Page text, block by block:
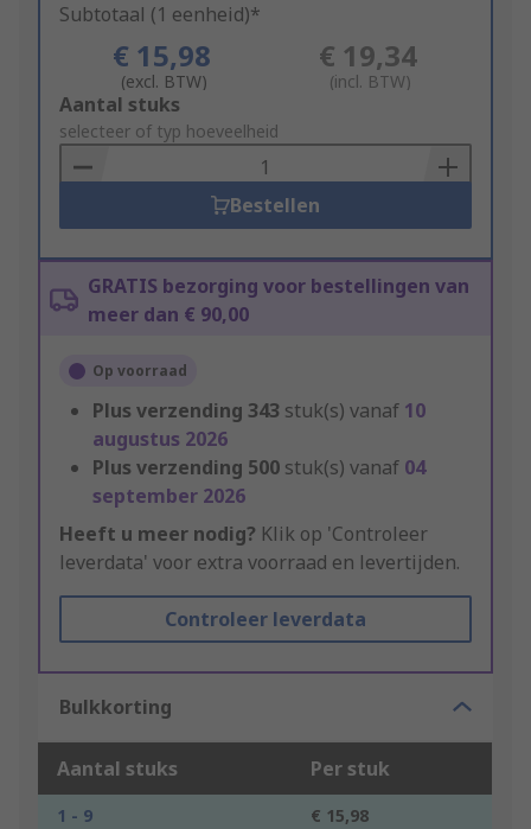
Subtotaal (1 eenheid)*
€ 15,98
(excl. BTW)
€ 19,34
(incl. BTW)
Add
to
Basket
Aantal stuks
selecteer of typ hoeveelheid
Bestellen
GRATIS bezorging voor bestellingen van
meer dan € 90,00
Op voorraad
Plus verzending 343 stuk(s) vanaf 10
augustus 2026
Plus verzending 500 stuk(s) vanaf 04
september 2026
Heeft u meer nodig? Klik op 'Controleer
leverdata' voor extra voorraad en levertijden.
Controleer leverdata
Bulkkorting
Aantal stuks Per stuk
1 - 9
€ 15,98